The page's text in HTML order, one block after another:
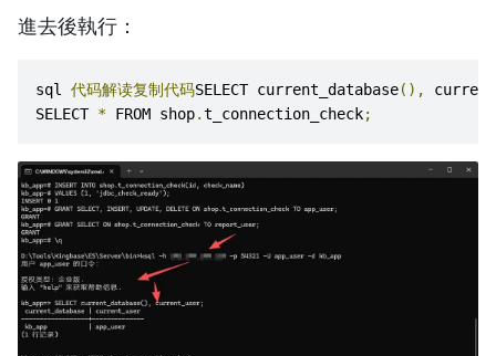
進去後執行：
sql 代码解读复制代码SELECT current_database(),
SELECT * FROM shop.t_connection_check;